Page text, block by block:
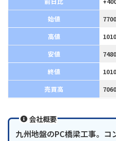
始値
高値
安値
終値
売買高
会社概要
九州地盤のPC橋梁工事。コ